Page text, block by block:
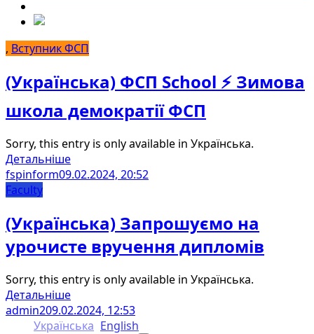
, Вступник ФСП
(Українська) ФСП School ⚡️ Зимова
школа демократії ФСП
Sorry, this entry is only available in Українська.
Детальніше
fspinform09.02.2024, 20:52
Faculty
(Українська) Запрошуємо на
урочисте вручення дипломів
Sorry, this entry is only available in Українська.
Детальніше
admin209.02.2024, 12:53
Українська English